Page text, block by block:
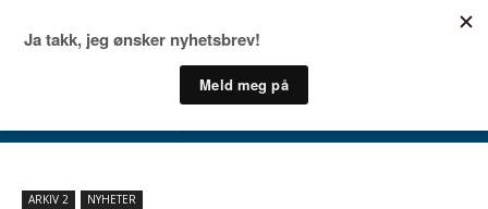
ARKIV 2 NYHETER